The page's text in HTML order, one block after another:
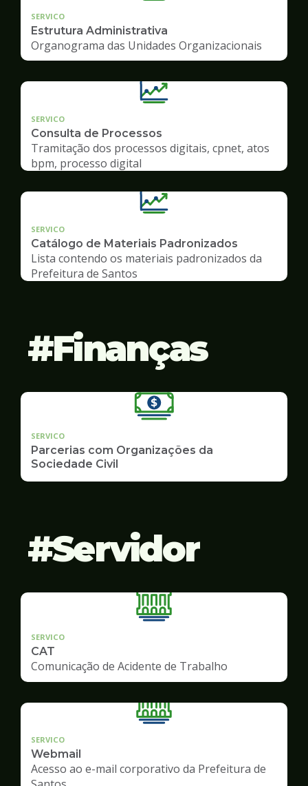
SERVICO
Estrutura Administrativa
Organograma das Unidades Organizacionais
SERVICO
Consulta de Processos
Tramitação dos processos digitais, cpnet, atos
bpm, processo digital
SERVICO
Catálogo de Materiais Padronizados
Lista contendo os materiais padronizados da
Prefeitura de Santos
Finanças
SERVICO
Parcerias com Organizações da
Sociedade Civil
Servidor
SERVICO
CAT
Comunicação de Acidente de Trabalho
SERVICO
Webmail
Acesso ao e-mail corporativo da Prefeitura de